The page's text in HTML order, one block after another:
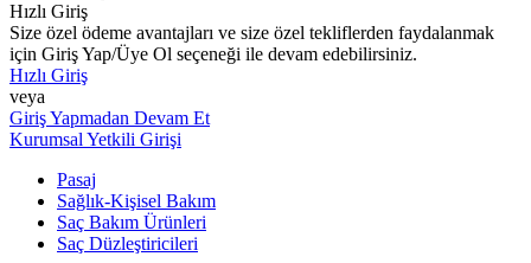
Hızlı Giriş
Size özel ödeme avantajları ve size özel tekliflerden faydalanmak
için Giriş Yap/Üye Ol seçeneği ile devam edebilirsiniz.
Hızlı Giriş
veya
Giriş Yapmadan Devam Et
Kurumsal Yetkili Girişi
Pasaj
Sağlık-Kişisel Bakım
Saç Bakım Ürünleri
Saç Düzleştiricileri